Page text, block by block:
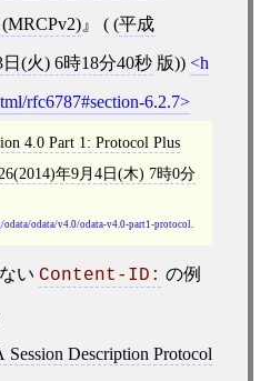
(MRCPv2) ( (平成
日(火) 6時18分40秒版)) h
rfc6787#section-6.2.7
4.0 Part 1: Protocol Plus
年9月4日(木) 7時0分
odata/v4.0/odata-v4.0-part1-protocol.
い Content-ID: の例
Session Description Protocol